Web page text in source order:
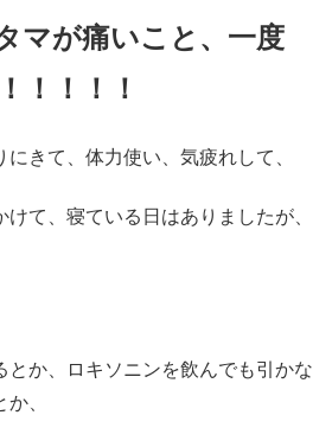
マが痛いこと、一度
！！！！
きて、体力使い、気疲れして、
けて、寝ている日はありましたが、
とか、ロキソニンを飲んでも引かな
、